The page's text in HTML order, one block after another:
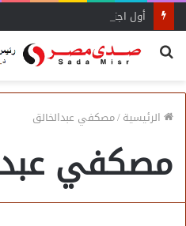
بحث
الرئيسية/مصكفي عبدالخالق
مصكفي